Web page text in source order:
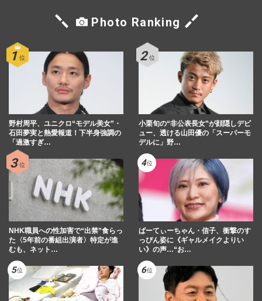
Photo Ranking
野村周平、ユニクロ“モデル美女”・
石田夢実と熱愛報道！下半身強調の
「過激すぎ…
小栗旬の“非公表長女”が顔隠しデビ
ュー、透ける山田優の「スーパーモ
デルに」野…
NHK職員への性加害で“出禁”食らっ
た〈5年前の番組出演者〉特定が進
むも、ネット…
ぱーてぃーちゃん・信子、衝撃のす
っぴん姿に《ギャルメイクよりい
い》の声…“お…